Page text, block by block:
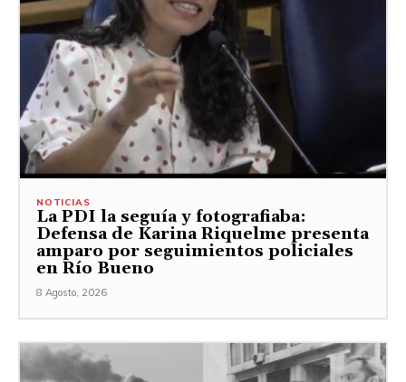
NOTICIAS
La PDI la seguía y fotografiaba:
Defensa de Karina Riquelme presenta
amparo por seguimientos policiales
en Río Bueno
8 Agosto, 2026